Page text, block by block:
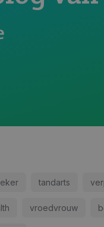
tandarts
vroedvrouw